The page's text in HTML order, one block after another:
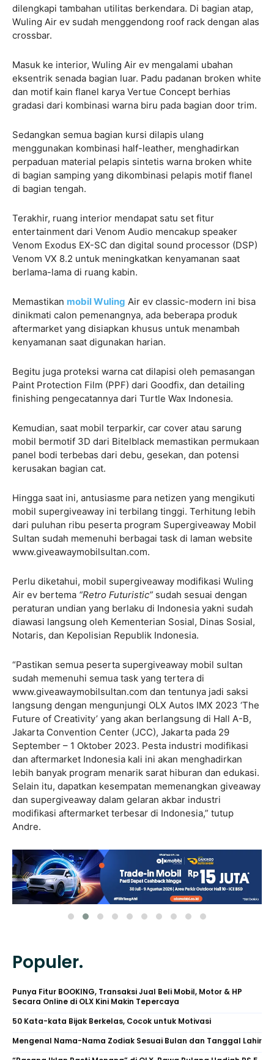
dilengkapi tambahan utilitas berkendara. Di bagian atap,
Wuling Air ev sudah menggendong roof rack dengan alas
crossbar.
Masuk ke interior, Wuling Air ev mengalami ubahan
eksentrik senada bagian luar. Padu padanan broken white
dan motif kain flanel karya Vertue Concept berhias
gradasi dari kombinasi warna biru pada bagian door trim.
Sedangkan semua bagian kursi dilapis ulang
menggunakan kombinasi half-leather, menghadirkan
perpaduan material pelapis sintetis warna broken white
di bagian samping yang dikombinasi pelapis motif flanel
di bagian tengah.
Terakhir, ruang interior mendapat satu set fitur
entertainment dari Venom Audio mencakup speaker
Venom Exodus EX-SC dan digital sound processor (DSP)
Venom VX 8.2 untuk meningkatkan kenyamanan saat
berlama-lama di ruang kabin.
Memastikan mobil Wuling Air ev classic-modern ini bisa
dinikmati calon pemenangnya, ada beberapa produk
aftermarket yang disiapkan khusus untuk menambah
kenyamanan saat digunakan harian.
Begitu juga proteksi warna cat dilapisi oleh pemasangan
Paint Protection Film (PPF) dari Goodfix, dan detailing
finishing pengecatannya dari Turtle Wax Indonesia.
Kemudian, saat mobil terparkir, car cover atau sarung
mobil bermotif 3D dari Bitelblack memastikan permukaan
panel bodi terbebas dari debu, gesekan, dan potensi
kerusakan bagian cat.
Hingga saat ini, antusiasme para netizen yang mengikuti
mobil supergiveaway ini terbilang tinggi. Terhitung lebih
dari puluhan ribu peserta program Supergiveaway Mobil
Sultan sudah memenuhi berbagai task di laman website
www.giveawaymobilsultan.com.
Perlu diketahui, mobil supergiveaway modifikasi Wuling
Air ev bertema “Retro Futuristic” sudah sesuai dengan
peraturan undian yang berlaku di Indonesia yakni sudah
diawasi langsung oleh Kementerian Sosial, Dinas Sosial,
Notaris, dan Kepolisian Republik Indonesia.
“Pastikan semua peserta supergiveaway mobil sultan
sudah memenuhi semua task yang tertera di
www.giveawaymobilsultan.com dan tentunya jadi saksi
langsung dengan mengunjungi OLX Autos IMX 2023 ‘The
Future of Creativity’ yang akan berlangsung di Hall A-B,
Jakarta Convention Center (JCC), Jakarta pada 29
September – 1 Oktober 2023. Pesta industri modifikasi
dan aftermarket Indonesia kali ini akan menghadirkan
lebih banyak program menarik sarat hiburan dan edukasi.
Selain itu, dapatkan kesempatan memenangkan giveaway
dan supergiveaway dalam gelaran akbar industri
modifikasi aftermarket terbesar di Indonesia,” tutup
Andre.
Populer.
Punya Fitur BOOKING, Transaksi Jual Beli Mobil, Motor & HP
Secara Online di OLX Kini Makin Tepercaya
50 Kata-kata Bijak Berkelas, Cocok untuk Motivasi
Mengenal Nama-Nama Zodiak Sesuai Bulan dan Tanggal Lahir